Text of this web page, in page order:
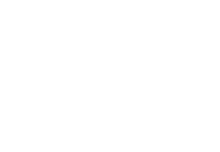
k absolútnej
sa pripevňuje na
držiak so